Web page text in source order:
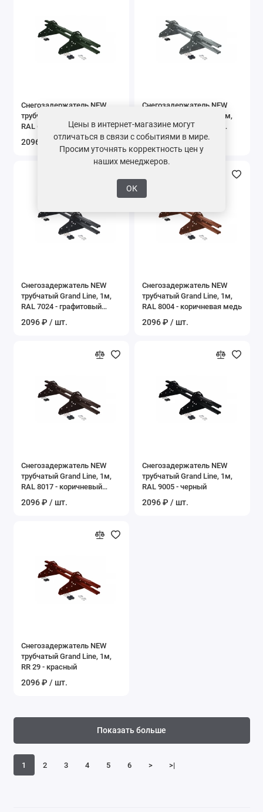
Снегозадержатель NEW
трубчатый Grand Line, 1м,
RAL 6020 - хромовый
2096 ₽ / шт.
Снегозадержатель NEW
трубчатый Grand Line, 1м,
RAL 7004 - сигнальный
серый
2096 ₽ / шт.
Снегозадержатель NEW
трубчатый Grand Line, 1м,
RAL 7024 - графитовый
2096 ₽ / шт.
Снегозадержатель NEW
трубчатый Grand Line, 1м,
RAL 8004 - коричневая медь
2096 ₽ / шт.
Снегозадержатель NEW
трубчатый Grand Line, 1м,
RAL 8017 - коричневый
2096 ₽ / шт.
Снегозадержатель NEW
трубчатый Grand Line, 1м,
RAL 9005 - черный
2096 ₽ / шт.
Снегозадержатель NEW
трубчатый Grand Line, 1м,
RR 29 - красный
2096 ₽ / шт.
1 2 3 4 5 6 > >|
Показать больше
Цены в интернет-магазине могут
отличаться в связи с событиями в мире.
Просим уточнять корректность цен у
наших менеджеров.
ОК